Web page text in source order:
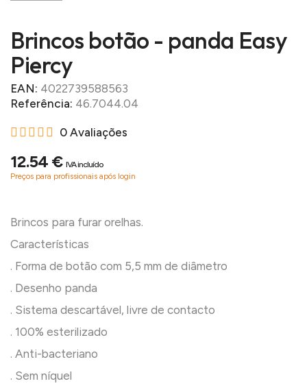
Brincos botão - panda Easy
Piercy
EAN: 4022739588563
Referência: 46.7044.04
0 Avaliações
12.54 € IVA incluído
Preços para profissionais após login
Brincos para furar orelhas.
Características
. Forma de botão com 5,5 mm de diâmetro
. Desenho panda
. Sistema descartável, livre de contacto
. 100% esterilizado
. Anti-bacteriano
. Sem níquel